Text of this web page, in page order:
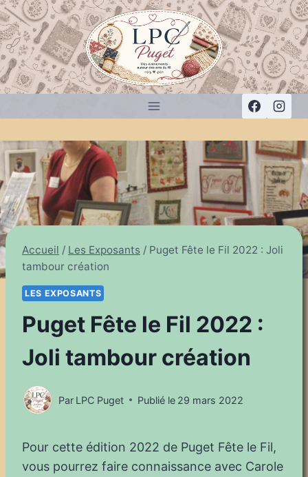
Aller
au
contenu
Accueil / Les Exposants / Puget Fête le Fil 2022 : Joli
tambour création
LES EXPOSANTS
Puget Fête le Fil 2022 :
Joli tambour création
Par LPC Puget Publié le 29 mars 2022
Pour cette édition 2022 de Puget Fête le Fil,
vous pourrez faire connaissance avec Carole